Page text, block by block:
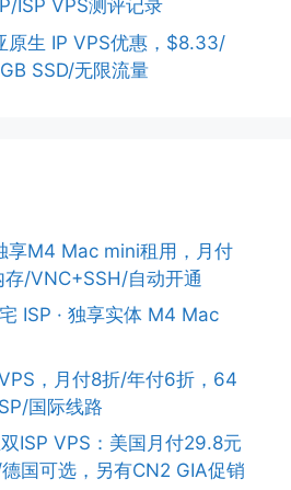
ISP VPS测评记录
原生 IP VPS优惠，$8.33/
SSD/无限流量
享M4 Mac mini租用，月付
/VNC+SSH/自动开通
ISP · 独享实体 M4 Mac
，月付8折/年付6折，64
国际线路
ISP VPS：美国月付29.8元
国可选，另有CN2 GIA促销